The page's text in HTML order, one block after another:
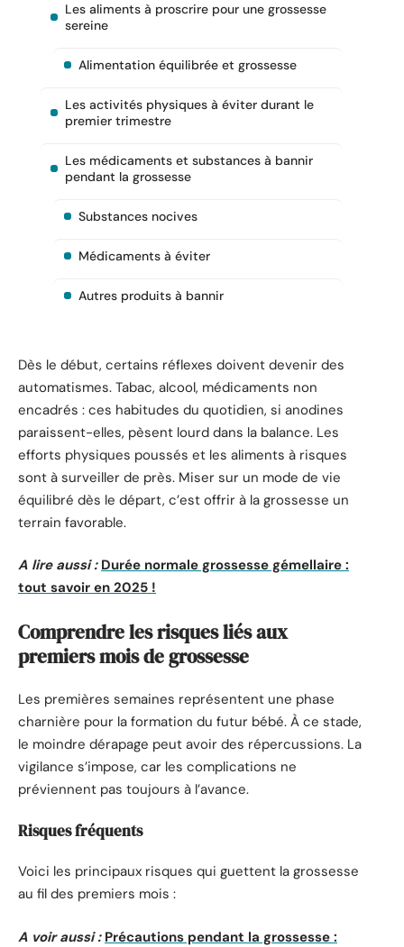
Les aliments à proscrire pour une grossesse
sereine
Alimentation équilibrée et grossesse
Les activités physiques à éviter durant le
premier trimestre
Les médicaments et substances à bannir
pendant la grossesse
Substances nocives
Médicaments à éviter
Autres produits à bannir
Dès le début, certains réflexes doivent devenir des
automatismes. Tabac, alcool, médicaments non
encadrés : ces habitudes du quotidien, si anodines
paraissent-elles, pèsent lourd dans la balance. Les
efforts physiques poussés et les aliments à risques
sont à surveiller de près. Miser sur un mode de vie
équilibré dès le départ, c’est offrir à la grossesse un
terrain favorable.
A lire aussi : Durée normale grossesse gémellaire :
tout savoir en 2025 !
Comprendre les risques liés aux
premiers mois de grossesse
Les premières semaines représentent une phase
charnière pour la formation du futur bébé. À ce stade,
le moindre dérapage peut avoir des répercussions. La
vigilance s’impose, car les complications ne
préviennent pas toujours à l’avance.
Risques fréquents
Voici les principaux risques qui guettent la grossesse
au fil des premiers mois :
A voir aussi : Précautions pendant la grossesse :